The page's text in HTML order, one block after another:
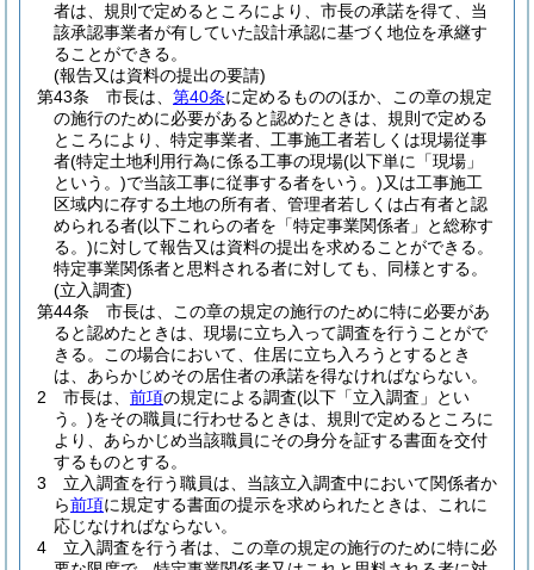
者は、規則で定めるところにより、市長の承諾を得て、当
該承認事業者が有していた設計承認に基づく地位を承継す
ることができる。
(報告又は資料の提出の要請)
第43条
市長は、 第40条に定めるもののほか、この章の規定
の施行のために必要があると認めたときは、規則で定める
ところにより、特定事業者、工事施工者若しくは現場従事
者(特定土地利用行為に係る工事の現場(以下単に「現場」
という。)で当該工事に従事する者をいう。)又は工事施工
区域内に存する土地の所有者、管理者若しくは占有者と認
められる者(以下これらの者を「特定事業関係者」と総称す
る。)に対して報告又は資料の提出を求めることができる。
特定事業関係者と思料される者に対しても、同様とする。
(立入調査)
第44条
市長は、この章の規定の施行のために特に必要があ
ると認めたときは、現場に立ち入って調査を行うことがで
きる。
この場合において、住居に立ち入ろうとするとき
は、あらかじめその居住者の承諾を得なければならない。
2
市長は、 前項の規定による調査(以下「立入調査」とい
う。)をその職員に行わせるときは、規則で定めるところに
より、あらかじめ当該職員にその身分を証する書面を交付
するものとする。
3
立入調査を行う職員は、当該立入調査中において関係者か
ら前項に規定する書面の提示を求められたときは、これに
応じなければならない。
4
立入調査を行う者は、この章の規定の施行のために特に必